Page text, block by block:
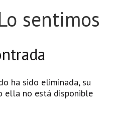
sentimos
ha sido eliminada, su
ella no está disponible